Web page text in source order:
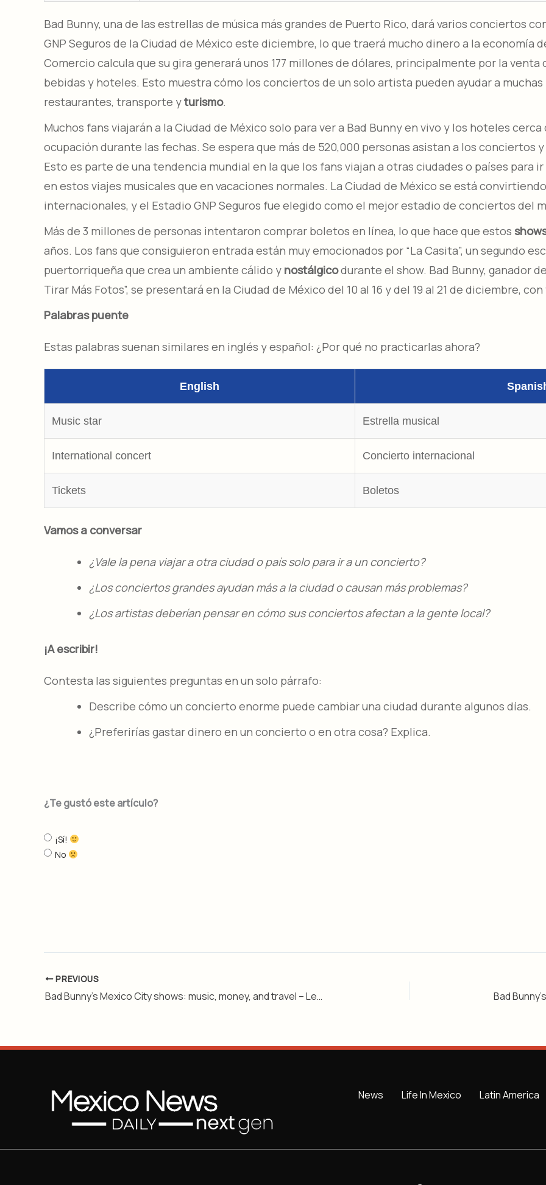
Bad Bunny, una de las estrellas de música más grandes de Puerto Rico, dará varios conciertos
GNP Seguros de la Ciudad de México este diciembre, lo que traerá mucho dinero a la economía
Comercio calcula que su gira generará unos 177 millones de dólares, principalmente por la
bebidas y hoteles. Esto muestra cómo los conciertos de un solo artista pueden ayudar a
restaurantes, transporte yturismo.
Muchos fans viajarán a la Ciudad de México solo para ver a Bad Bunny en vivo y los hoteles
ocupación durante las fechas. Se espera que más de 520,000 personas asistan a los conciertos
Esto es parte de una tendencia mundial en la que los fans viajan a otras ciudades o países para
en estos viajes musicales que en vacaciones normales. La Ciudad de México se está
internacionales, y el Estadio GNP Seguros fue elegido como el mejor estadio de conciertos del
Más de 3 millones de personas intentaron comprar boletos en línea, lo que hace que estos
años. Los fans que consiguieron entrada están muy emocionados por “La Casita”, un segundo
puertorriqueña que crea un ambiente cálido y nostálgicodurante el show. Bad Bunny, ganador
Tirar Más Fotos”, se presentará en la Ciudad de México del 10 al 16 y del 19 al 21 de diciembre,
Palabras puente
Estas palabras suenan similares en inglés y español: ¿Por qué no practicarlas ahora?
English
Music star Estrella musical
International concert Concierto internacional
Tickets Boletos
Vamos a conversar
¿Vale la pena viajar a otra ciudad o país solo para ir a un concierto?
¿Los conciertos grandes ayudan más a la ciudad o causan más problemas?
¿Los artistas deberían pensar en cómo sus conciertos afectan a la gente local?
¡A escribir!
Contesta las siguientes preguntas en un solo párrafo:
Describe cómo un concierto enorme puede cambiar una ciudad durante algunos días.
¿Preferirías gastar dinero en un concierto o en otra cosa? Explica.
¿Te gustó este artículo?
¡Sí!
No
PREVIOUS
Bad Bunny’s Mexico City shows: music, money, and travel – Level 2
News Life In Mexico Latin America